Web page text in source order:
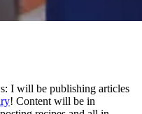
I will be publishing articles
! Content will be in